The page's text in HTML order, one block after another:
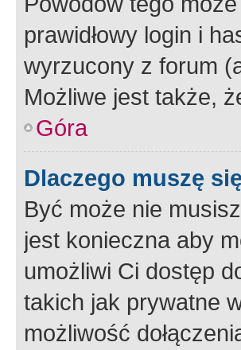
prawidłowy login i
wyrzucony z forum
Możliwe jest także,
Góra
Dlaczego muszę
Być może nie
jest konieczna aby
umożliwi Ci dostęp
takich jak prywatne
możliwość